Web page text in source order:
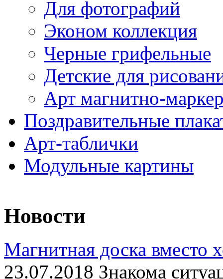
Для фотографий
Эконом коллекция
Черные грифельные
Детские для
Арт магнитно-
Поздравительные
Арт-таблички
Модульные картины
Новости
Магнитная доска вместо
23.07.2018 Знакома